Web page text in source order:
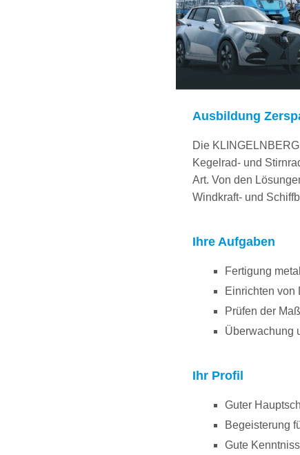
Ausbildung
Die
Kegelrad- und
Art. Von den
Windkraft- und
Ihre Aufgaben
Fertigung
Einrichten von
Prüfen der
Überwachung
Ihr Profil
Guter
Begeisterung
Gute